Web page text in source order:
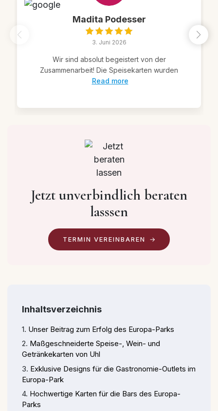
Madita Podesser
3. Juni 2026
Wir sind absolut begeistert von der
Zusammenarbeit! Die Speisekarten wurden
Read more
Jetzt unverbindlich beraten
lasssen
TERMIN VEREINBAREN
Inhaltsverzeichnis
Unser Beitrag zum Erfolg des Europa-Parks
Maßgeschneiderte Speise-, Wein- und
Getränkekarten von Uhl
Exklusive Designs für die Gastronomie-Outlets im
Europa-Park
Hochwertige Karten für die Bars des Europa-
Parks